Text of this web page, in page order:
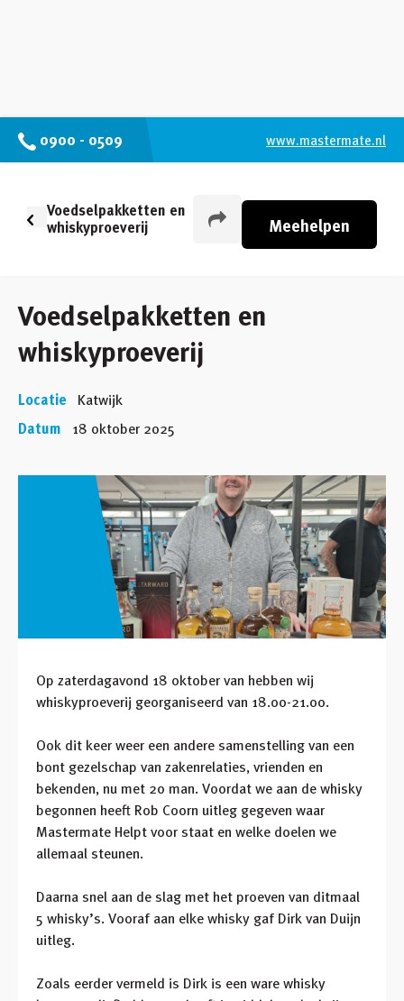
0900 - 0509 www.mastermate.nl
Voedselpakketten en
whiskyproeverij Meehelpen
Voedselpakketten en
whiskyproeverij
Locatie Katwijk
Datum 18 oktober 2025
Op zaterdagavond 18 oktober van hebben wij
whiskyproeverij georganiseerd van 18.00-21.00.
Ook dit keer weer een andere samenstelling van een
bont gezelschap van zakenrelaties, vrienden en
bekenden, nu met 20 man. Voordat we aan de whisky
begonnen heeft Rob Coorn uitleg gegeven waar
Mastermate Helpt voor staat en welke doelen we
allemaal steunen.
Daarna snel aan de slag met het proeven van ditmaal
5 whisky’s. Vooraf aan elke whisky gaf Dirk van Duijn
uitleg.
Zoals eerder vermeld is Dirk is een ware whisky